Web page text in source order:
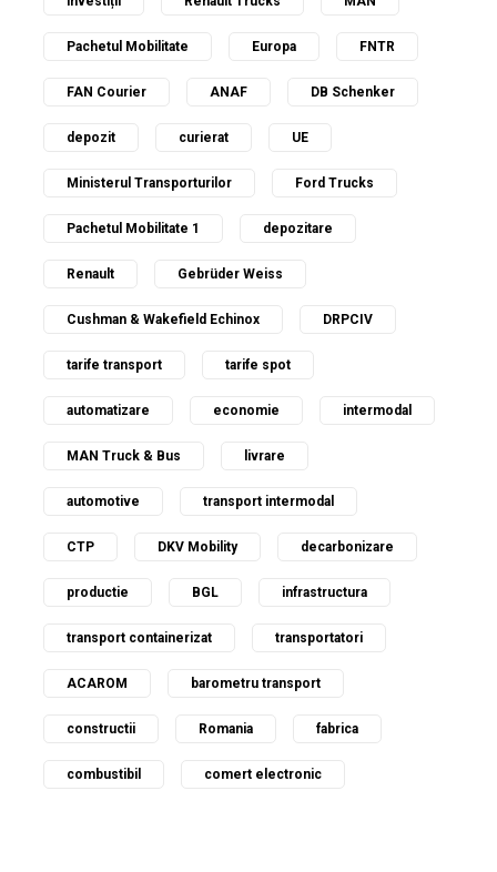
Pachetul Mobilitate Europa FNTR
FAN Courier ANAF DB Schenker
depozit curierat UE
Ministerul Transporturilor Ford Trucks
Pachetul Mobilitate 1 depozitare
Renault Gebrüder Weiss
Cushman & Wakefield Echinox DRPCIV
tarife transport tarife spot
automatizare economie intermodal
MAN Truck & Bus livrare
automotive transport intermodal
CTP DKV Mobility decarbonizare
productie BGL infrastructura
transport containerizat transportatori
ACAROM barometru transport
constructii Romania fabrica
combustibil comert electronic